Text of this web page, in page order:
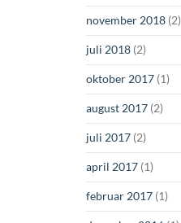
november 2018 (2)
juli 2018 (2)
oktober 2017 (1)
august 2017 (2)
juli 2017 (2)
april 2017 (1)
februar 2017 (1)